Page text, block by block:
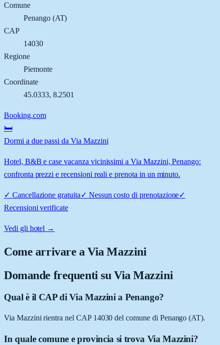
Comune
Penango(AT)
CAP
14030
Regione
Piemonte
Coordinate
45.0333, 8.2501
Booking.com
🛏️
Dormi a due passi da Via Mazzini
Hotel, B&B e case vacanza vicinissimi a Via Mazzini, Penango:
confronta prezzi e recensioni reali e prenota in un minuto.
✓ Cancellazione gratuita✓ Nessun costo di prenotazione✓
Recensioni verificate
Vedi gli hotel →
Come arrivare aVia Mazzini
Domande frequenti su Via Mazzini
Qual è il CAP di Via Mazzini a Penango?
Via Mazzini rientra nel CAP 14030 del comune di Penango (AT).
In quale comune e provincia si trova Via Mazzini?